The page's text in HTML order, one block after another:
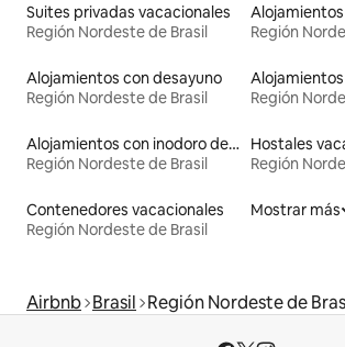
Suites privadas vacacionales
Región Nordeste de Brasil
Región
Alojamientos con desayuno
Región Nordeste de Brasil
Región
Alojamientos con inodoro de altura accesible
Región Nordeste de Brasil
Hostales
Región
Contenedores vacacionales
Región Nordeste de Brasil
Mostrar más
Airbnb Brasil Región Nordeste de